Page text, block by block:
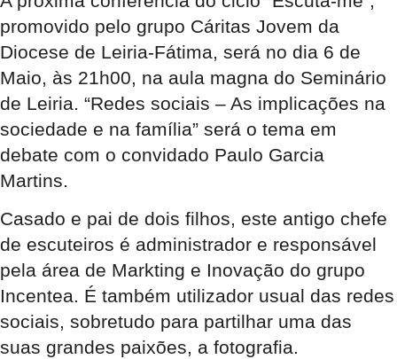
promovido pelo grupo Cáritas Jovem da
Diocese de Leiria-Fátima, será no dia 6 de
Maio, às 21h00, na aula magna do Seminário
de Leiria. “Redes sociais – As implicações na
sociedade e na família” será o tema em
debate com o convidado Paulo Garcia
Martins.
Casado e pai de dois filhos, este antigo chefe
de escuteiros é administrador e responsável
pela área de Markting e Inovação do grupo
Incentea. É também utilizador usual das redes
sociais, sobretudo para partilhar uma das
suas grandes paixões, a fotografia.